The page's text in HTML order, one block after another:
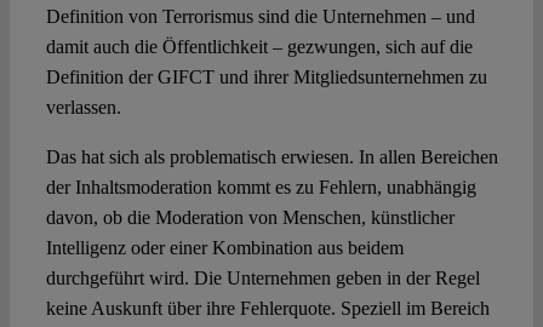
Definition von Terrorismus sind die Unternehmen – und
damit auch die Öffentlichkeit – gezwungen, sich auf die
Definition der GIFCT und ihrer Mitgliedsunternehmen zu
verlassen.
Das hat sich als problematisch erwiesen. In allen Bereichen
der Inhaltsmoderation kommt es zu Fehlern, unabhängig
davon, ob die Moderation von Menschen, künstlicher
Intelligenz oder einer Kombination aus beidem
durchgeführt wird. Die Unternehmen geben in der Regel
keine Auskunft über ihre Fehlerquote. Speziell im Bereich